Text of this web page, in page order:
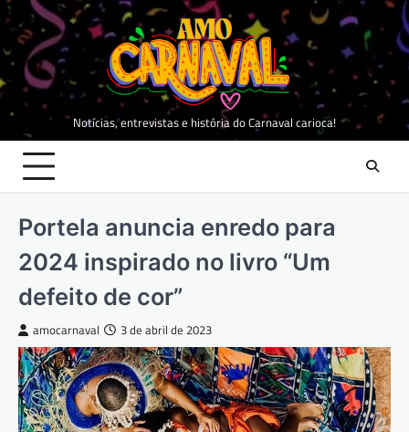
Skip
content
Notícias, entrevistas e história do Carnaval carioca!
Portela anuncia enredo para
2024 inspirado no livro “Um
defeito de cor”
amocarnaval 3 de abril de 2023